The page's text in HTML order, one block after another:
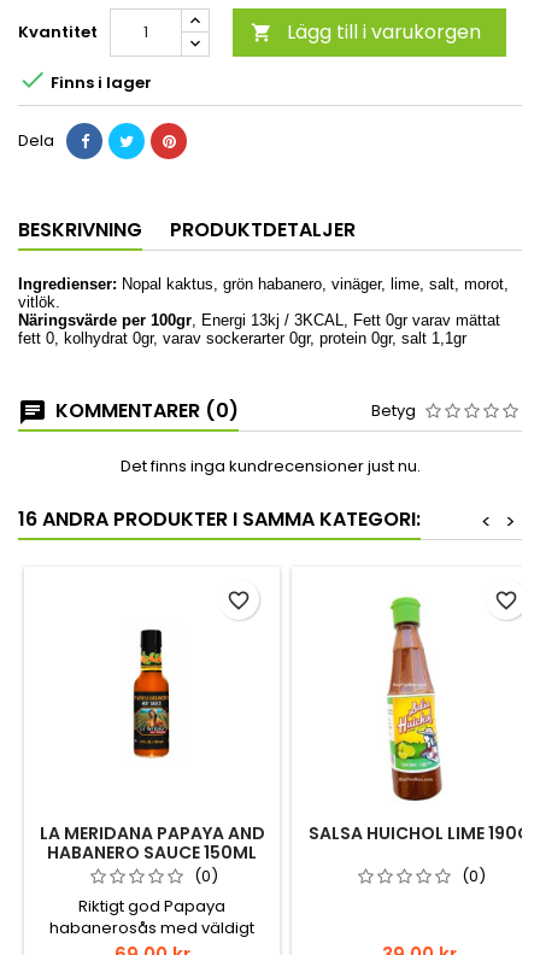
Kvantitet  Lägg till i varukorgen
 Finns i lager
Dela
BESKRIVNING PRODUKTDETALJER
Ingredienser: Nopal kaktus, grön habanero, vinäger, lime, salt, morot,
vitlök.
Näringsvärde per 100gr, Energi 13kj / 3KCAL, Fett 0gr varav mättat
fett 0, kolhydrat 0gr, varav sockerarter 0gr, protein 0gr, salt 1,1gr
KOMMENTARER (0) Betyg
Det finns inga kundrecensioner just nu.
16 ANDRA PRODUKTER I SAMMA KATEGORI: >
<
LA MERIDANA PAPAYA AND
HABANERO SAUCE 150ML
(0)
Riktigt god Papaya
habanerosås med väldigt
fruktig smak och lite bett.
favorite_border
SALSA HUICHOL LIME 190G
(0)
favorite_border